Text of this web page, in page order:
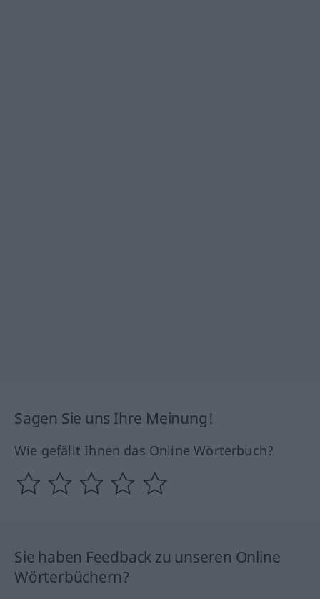
Sagen Sie uns Ihre Meinung!
Wie gefällt Ihnen das Online Wörterbuch?
Sie haben Feedback zu unseren Online
Wörterbüchern?